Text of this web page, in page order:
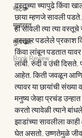
नाटक
मुलाखत
मुलाखत
Book Review
वस्तूच्या च्यापुढे किंवा
छाया म्हणजे सावली
ही सावली त्या त्या
वस्तूवर पडलेले प्रकाश
किंवा लांबून पडतात
लांबी, रुंदी व उंची
आहेत, किती जवळून
त्यावर या छायांची संख्या
मनुष्य जेव्हा प्रचंड
करतो त्यावेळी त्याने
झाडांच्या सावलीला काही
घेत असतो. उष्णतेमुळे